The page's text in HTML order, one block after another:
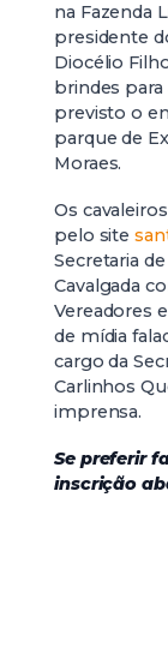
na Fazenda
presidente
Diocélio
brindes para
previsto o
parque de
Moraes.
Os
pelo site
Secretaria
Cavalgada
Vereadores
de mídia
cargo da
Carlinhos
imprensa.
Se preferir
inscrição